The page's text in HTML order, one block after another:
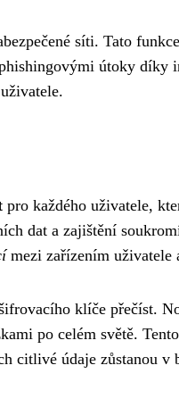
síti. Tato
útoky díky
pro každého uživatele,
dat a zajištění
mezi zařízením uživatele
klíče přečíst.
po celém světě.
údaje zůstanou v